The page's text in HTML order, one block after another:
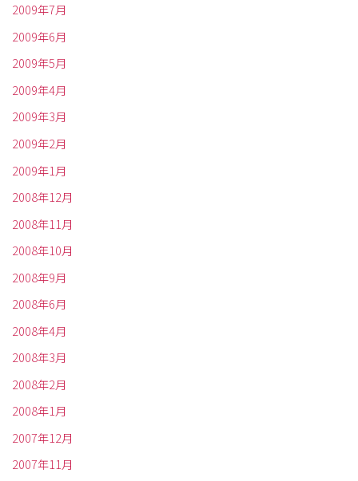
2009年7月
2009年6月
2009年5月
2009年4月
2009年3月
2009年2月
2009年1月
2008年12月
2008年11月
2008年10月
2008年9月
2008年6月
2008年4月
2008年3月
2008年2月
2008年1月
2007年12月
2007年11月